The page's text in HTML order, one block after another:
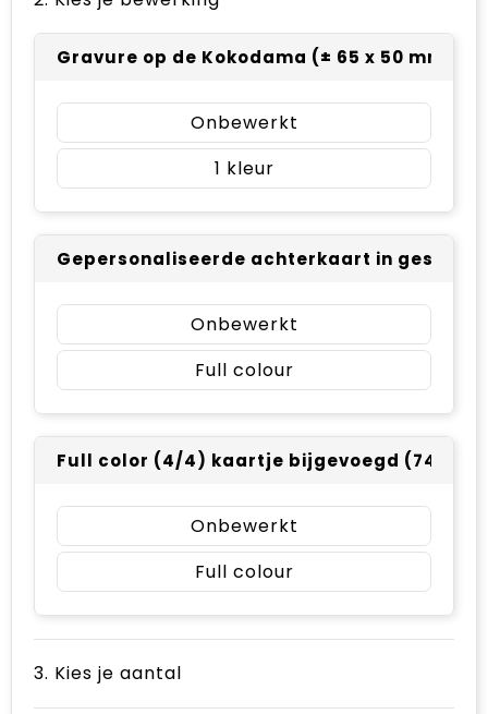
Gravure op de Kokodama (± 65 x 50 mm)
Onbewerkt
1
Gepersonaliseerde achterkaart in
Onbewerkt
Full colour
Full color (4/4) kaartje bijgevoegd (74 x
Onbewerkt
Full colour
3. Kies je aantal